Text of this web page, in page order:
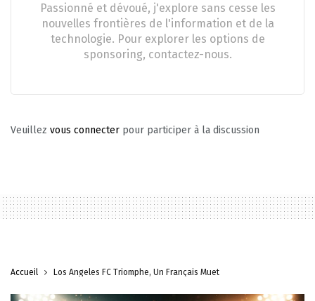
Passionné et dévoué, j'explore sans cesse les
nouvelles frontières de l'information et de la
technologie. Pour explorer les options de
sponsoring, contactez-nous.
Veuillez vous connecter pour participer à la discussion
Accueil Los Angeles FC Triomphe, Un Français Muet